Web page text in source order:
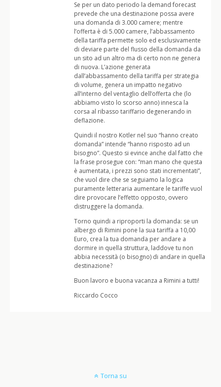
Se per un dato periodo la demand forecast
prevede che una destinazione possa avere
una domanda di 3.000 camere; mentre
l’offerta è di 5.000 camere, l’abbassamento
della tariffa permette solo ed esclusivamente
di deviare parte del flusso della domanda da
un sito ad un altro ma di certo non ne genera
di nuova. L’azione generata
dall’abbassamento della tariffa per strategia
di volume, genera un impatto negativo
all’interno del ventaglio dell’offerta che (lo
abbiamo visto lo scorso anno) innesca la
corsa al ribasso tariffario degenerando in
deflazione.
Quindi il nostro Kotler nel suo “hanno creato
domanda” intende “hanno risposto ad un
bisogno”. Questo si evince anche dal fatto che
la frase prosegue con: “man mano che questa
è aumentata, i prezzi sono stati incrementati”,
che vuol dire che se seguiamo la logica
puramente letteraria aumentare le tariffe vuol
dire provocare l’effetto opposto, ovvero
distruggere la domanda.
Torno quindi a riproporti la domanda: se un
albergo di Rimini pone la sua tariffa a 10,00
Euro, crea la tua domanda per andare a
dormire in quella struttura, laddove tu non
abbia necessità (o bisogno) di andare in quella
destinazione?
Buon lavoro e buona vacanza a Rimini a tutti!
Riccardo Cocco
Torna su